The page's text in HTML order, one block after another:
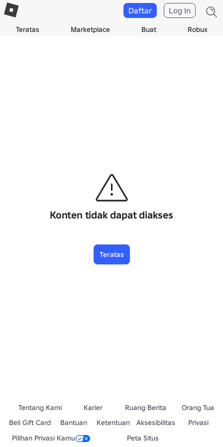
Teratas Marketplace Buat Robux
Daftar Log In
Konten tidak dapat diakses
Teratas
Tentang Kami Karier Ruang Berita
Orang Tua
Beli Gift Card
Bantuan Ketentuan Aksesibilitas
Privasi
Pilihan Privasi Kamu
Peta Situs